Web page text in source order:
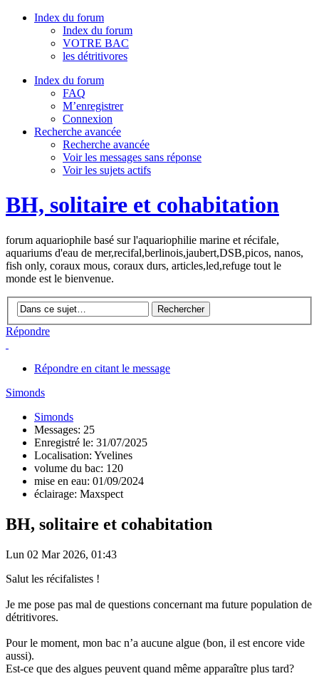
Index du forum
Index du forum
VOTRE BAC
les détritivores
Index du forum
FAQ
M’enregistrer
Connexion
Recherche avancée
Recherche avancée
Voir les messages sans réponse
Voir les sujets actifs
BH, solitaire et cohabitation
forum aquariophile basé sur l'aquariophilie marine et récifale,
aquariums d'eau de mer,recifal,berlinois,jaubert,DSB,picos, nanos,
fish only, coraux mous, coraux durs, articles,led,refuge tout le
monde est le bienvenue.
Répondre
Répondre en citant le message
Simonds
Simonds
Messages: 25
Enregistré le: 31/07/2025
Localisation: Yvelines
volume du bac: 120
mise en eau: 01/09/2024
éclairage: Maxspect
BH, solitaire et cohabitation
Lun 02 Mar 2026, 01:43
Salut les récifalistes !
Je me pose pas mal de questions concernant ma future population de
détritivores.
Pour le moment, mon bac n’a aucune algue (bon, il est encore vide
aussi).
Est-ce que des algues peuvent quand même apparaître plus tard?